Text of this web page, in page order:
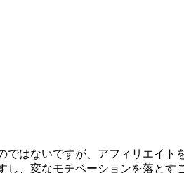
はないですが、アフィリエイ
、変なモチベーションを落とす